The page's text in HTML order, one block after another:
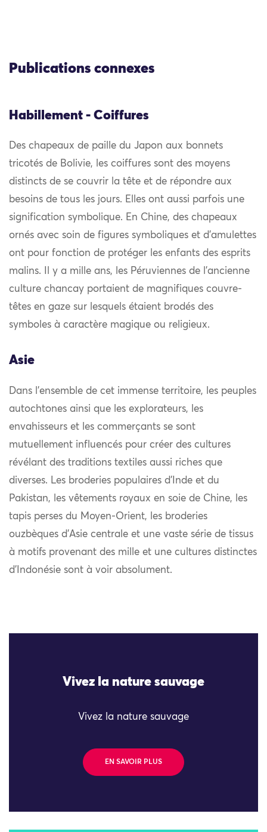
Publications connexes
Habillement - Coiffures
Des chapeaux de paille du Japon aux bonnets
tricotés de Bolivie, les coiffures sont des moyens
distincts de se couvrir la tête et de répondre aux
besoins de tous les jours. Elles ont aussi parfois une
signification symbolique. En Chine, des chapeaux
ornés avec soin de figures symboliques et d’amulettes
ont pour fonction de protéger les enfants des esprits
malins. Il y a mille ans, les Péruviennes de l’ancienne
culture chancay portaient de magnifiques couvre-
têtes en gaze sur lesquels étaient brodés des
symboles à caractère magique ou religieux.
Asie
Dans l’ensemble de cet immense territoire, les peuples
autochtones ainsi que les explorateurs, les
envahisseurs et les commerçants se sont
mutuellement influencés pour créer des cultures
révélant des traditions textiles aussi riches que
diverses. Les broderies populaires d’Inde et du
Pakistan, les vêtements royaux en soie de Chine, les
tapis perses du Moyen-Orient, les broderies
ouzbèques d’Asie centrale et une vaste série de tissus
à motifs provenant des mille et une cultures distinctes
d’Indonésie sont à voir absolument.
Vivez la nature sauvage
Vivez la nature sauvage
EN SAVOIR PLUS